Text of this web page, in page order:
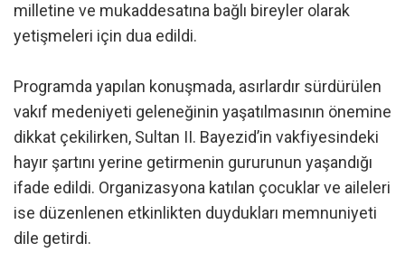
milletine ve mukaddesatına bağlı bireyler olarak
yetişmeleri için dua edildi.
Programda yapılan konuşmada, asırlardır sürdürülen
vakıf medeniyeti geleneğinin yaşatılmasının önemine
dikkat çekilirken, Sultan II. Bayezid’in vakfiyesindeki
hayır şartını yerine getirmenin gururunun yaşandığı
ifade edildi. Organizasyona katılan çocuklar ve aileleri
ise düzenlenen etkinlikten duydukları memnuniyeti
dile getirdi.